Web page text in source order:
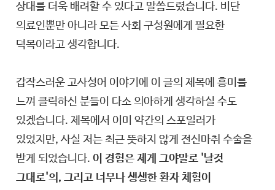
상대를 더욱 배려할 수 있다고 말씀드렸습니다. 비단
의료인뿐만 아니라 모든 사회 구성원에게 필요한
덕목이라고 생각합니다.
갑작스러운 고사성어 이야기에 이 글의 제목에 흥미를
느껴 클릭하신 분들이 다소 의아하게 생각하실 수도
있겠습니다. 제목에서 이미 약간의 스포일러가
있었지만, 사실 저는 최근 뜻하지 않게 전신마취 수술을
받게 되었습니다.이 경험은 제게 그야말로 '날것
그대로'의, 그리고 너무나 생생한 환자 체험이